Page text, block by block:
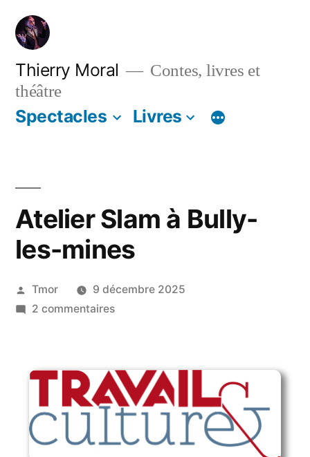
Thierry Moral
Contes, livres et
théâtre
Spectacles Livres
Atelier Slam à Bully-
les-mines
Tmor
9 décembre 2025
2 commentaires